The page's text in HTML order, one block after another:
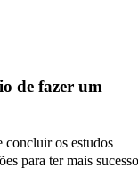
de fazer um
concluir os estudos
para ter mais sucesso